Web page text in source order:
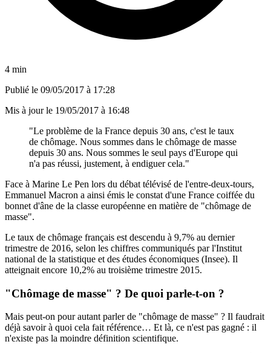
4 min
Publié le 09/05/2017 à 17:28
Mis à jour le 19/05/2017 à 16:48
"Le problème de la France depuis 30 ans, c'est le taux
de chômage. Nous sommes dans le chômage de masse
depuis 30 ans. Nous sommes le seul pays d'Europe qui
n'a pas réussi, justement, à endiguer cela."
Face à Marine Le Pen lors du débat télévisé de l'entre-deux-tours,
Emmanuel Macron a ainsi émis le constat d'une France coiffée du
bonnet d'âne de la classe européenne en matière de "chômage de
masse".
Le taux de chômage français est descendu à 9,7% au dernier
trimestre de 2016, selon les chiffres communiqués par l'Institut
national de la statistique et des études économiques (Insee). Il
atteignait encore 10,2% au troisième trimestre 2015.
"Chômage de masse" ? De quoi parle-t-on ?
Mais peut-on pour autant parler de "chômage de masse" ? Il faudrait
déjà savoir à quoi cela fait référence… Et là, ce n'est pas gagné : il
n'existe pas la moindre définition scientifique.